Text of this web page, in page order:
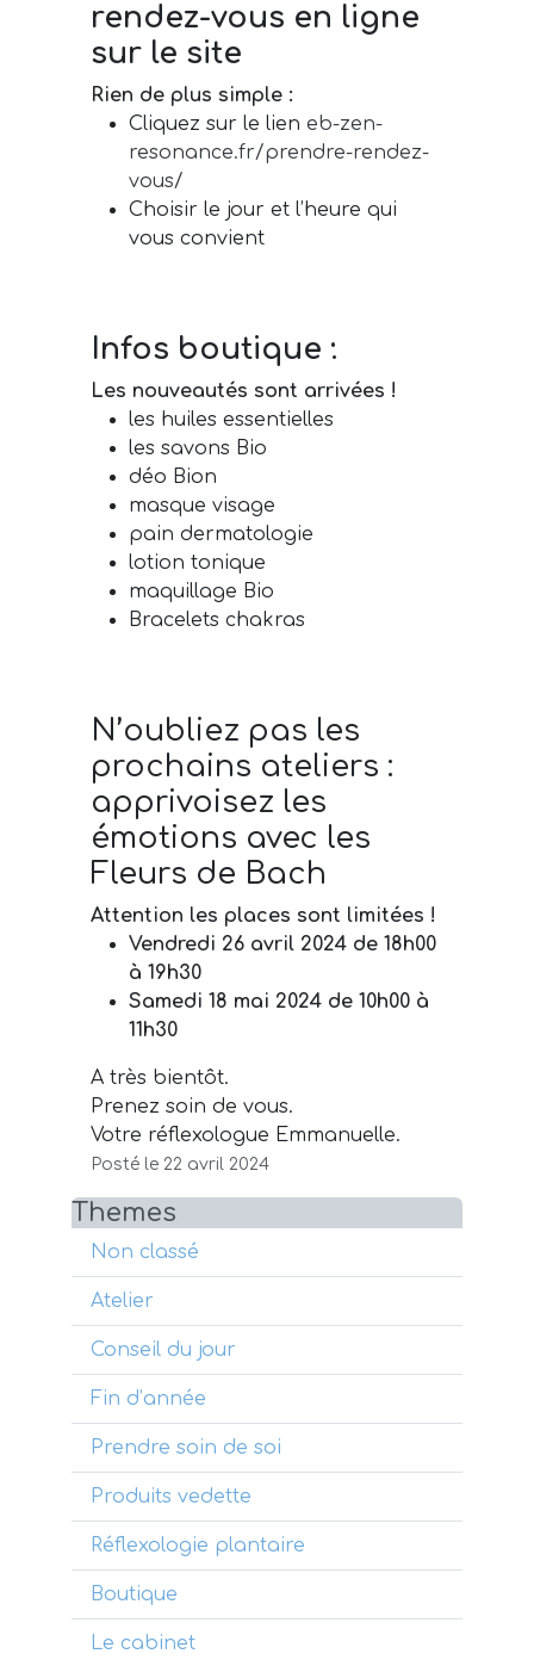
Themes
Non classé
Atelier
Conseil du jour
Fin d’année
Prendre soin de soi
Produits vedette
Réflexologie plantaire
Boutique
Le cabinet
rendez-vous en ligne
sur le site
Rien de plus simple :
Cliquez sur le lien eb-zen-
resonance.fr/prendre-rendez-
vous/
Choisir le jour et l’heure qui
vous convient
Infos boutique :
Les nouveautés sont arrivées !
les huiles essentielles
les savons Bio
déo Bion
masque visage
pain dermatologie
lotion tonique
maquillage Bio
Bracelets chakras
N’oubliez pas les
prochains ateliers :
apprivoisez les
émotions avec les
Fleurs de Bach
Attention les places sont limitées !
Vendredi 26 avril 2024 de 18h00
à 19h30
Samedi 18 mai 2024 de 10h00 à
11h30
A très bientôt.
Prenez soin de vous.
Votre réflexologue Emmanuelle.
Posté le 22 avril 2024